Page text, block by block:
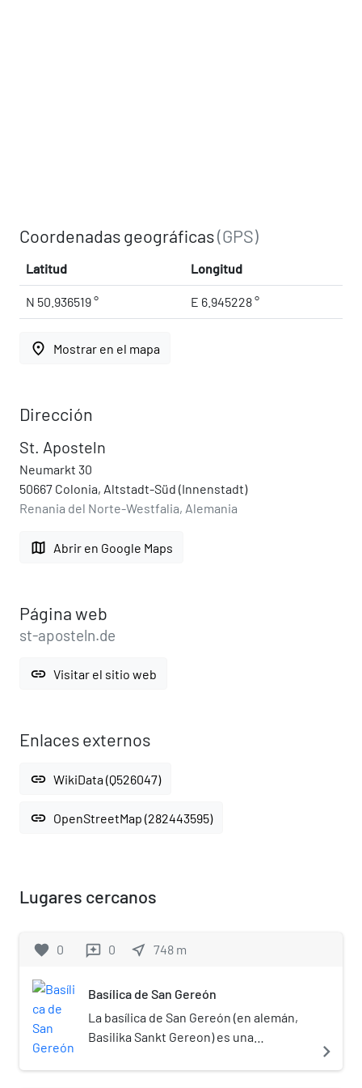
Coordenadas geográficas(GPS)
Latitud Longitud
N 50.936519 ° E 6.945228 °
place Mostrar en el mapa
Dirección
St. Aposteln
Neumarkt 30
50667 Colonia, Altstadt-Süd (Innenstadt)
Renania del Norte-Westfalia, Alemania
map Abrir en Google Maps
Página web
st-aposteln.de
link Visitar el sitio web
Enlaces externos
link WikiData (Q526047)
link OpenStreetMap (282443595)
Lugares cercanos
favorite 0 reviews 0 near_me 748 m
Basílica de San Gereón
La basílica de San Gereón (en alemán,
Basilika Sankt Gereon) es una
Alemania, erigida en Colonia, y
navigate_next